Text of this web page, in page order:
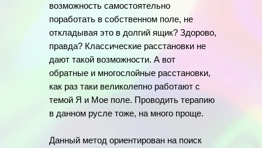
возможность самостоятельно
поработать в собственном поле, не
откладывая это в долгий ящик? Здорово,
правда? Классические расстановки не
дают такой возможности. А вот
обратные и многослойные расстановки,
как раз таки великолепно работают с
темой Я и Мое поле. Проводить терапию
в данном русле тоже, на много проще.
Данный метод ориентирован на поиск